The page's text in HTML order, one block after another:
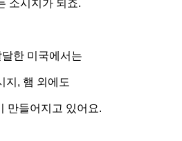
소시지가 되죠.
한 미국에서는
지 , 햄 외에도
만들어지고 있어요.